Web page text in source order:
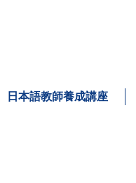
日本語教師養成講座